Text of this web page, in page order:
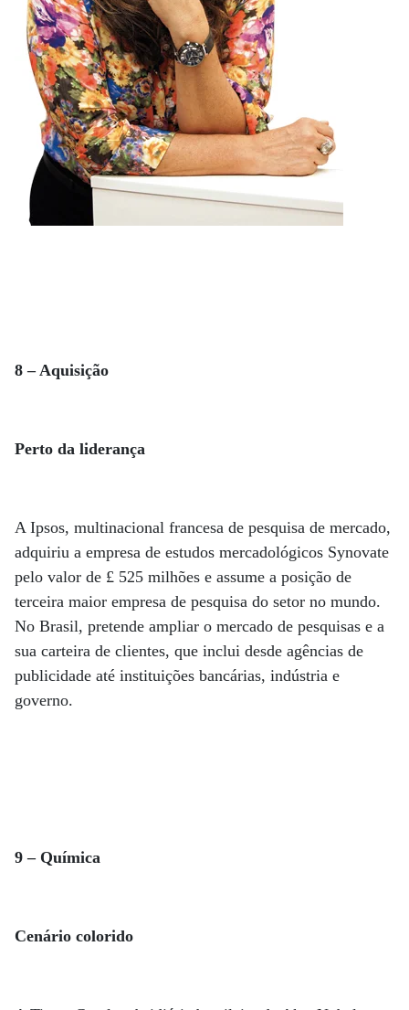
8 – Aquisição
Perto da liderança
A Ipsos, multinacional francesa de pesquisa de mercado,
adquiriu a empresa de estudos mercadológicos Synovate
pelo valor de £ 525 milhões e assume a posição de
terceira maior empresa de pesquisa do setor no mundo.
No Brasil, pretende ampliar o mercado de pesquisas e a
sua carteira de clientes, que inclui desde agências de
publicidade até instituições bancárias, indústria e
governo.
9 – Química
Cenário colorido